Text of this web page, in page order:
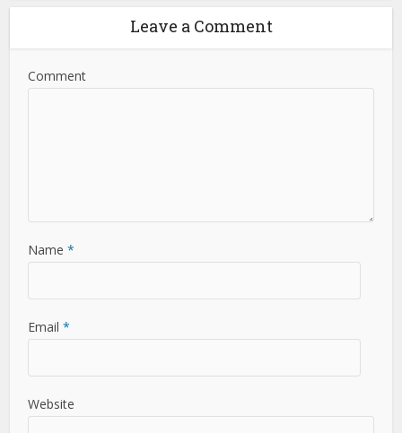
Leave a Comment
Comment
Name *
Email *
Website